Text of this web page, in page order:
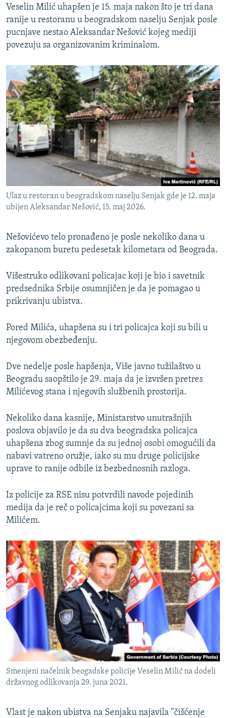
Veselin Milić uhapšen je 15. maja nakon što je tri dana
ranije u restoranu u beogradskom naselju Senjak posle
pucnjave nestao Aleksandar Nešović kojeg mediji
povezuju sa organizovanim kriminalom.
Ulaz u restoran u beogradskom naselju Senjak gde je 12. maja
ubijen Aleksandar Nešović, 15. maj 2026.
Nešovićevo telo pronađeno je posle nekoliko dana u
zakopanom buretu pedesetak kilometara od Beograda.
Višestruko odlikovani policajac koji je bio i savetnik
predsednika Srbije osumnjičen je da je pomagao u
prikrivanju ubistva.
Pored Milića, uhapšena su i tri policajca koji su bili u
njegovom obezbeđenju.
Dve nedelje posle hapšenja, Više javno tužilaštvo u
Beogradu saopštilo je 29. maja da je izvršen pretres
Milićevog stana i njegovih službenih prostorija.
Nekoliko dana kasnije, Ministarstvo unutrašnjih
poslova objavilo je da su dva beogradska policajca
uhapšena zbog sumnje da su jednoj osobi omogućili da
nabavi vatreno oružje, iako su mu druge policijske
uprave to ranije odbile iz bezbednosnih razloga.
Iz policije za RSE nisu potvrdili navode pojedinih
medija da je reč o policajcima koji su povezani sa
Milićem.
Smenjeni načelnik beogadske policije Veselin Milić na dodeli
državnog odlikovanja 29. juna 2021.
Vlast je nakon ubistva na Senjaku najavila "čišćenje